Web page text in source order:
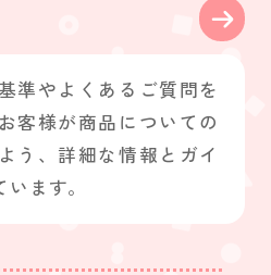
準やよくあるご質問を
客様が商品についての
う、詳細な情報とガイ
ます。